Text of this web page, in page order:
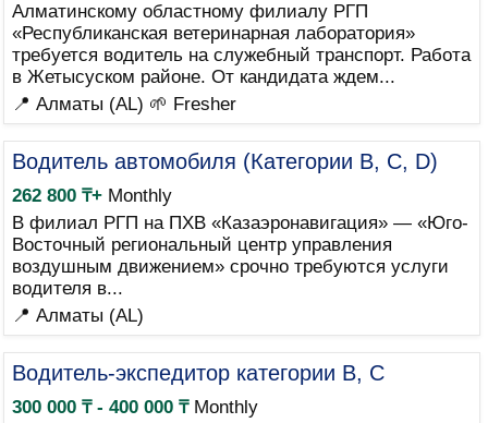
Алматинскому областному филиалу РГП
«Республиканская ветеринарная лаборатория»
требуется водитель на служебный транспорт. Работа
в Жетысуском районе. От кандидата ждем...
📍 Алматы (AL) 🌱 Fresher
Водитель автомобиля (Категории B, C, D)
262 800 ₸+Monthly
В филиал РГП на ПХВ «Казаэронавигация» — «Юго-
Восточный региональный центр управления
воздушным движением» срочно требуются услуги
водителя в...
📍 Алматы (AL)
Водитель-экспедитор категории B, C
300 000 ₸ - 400 000 ₸Monthly